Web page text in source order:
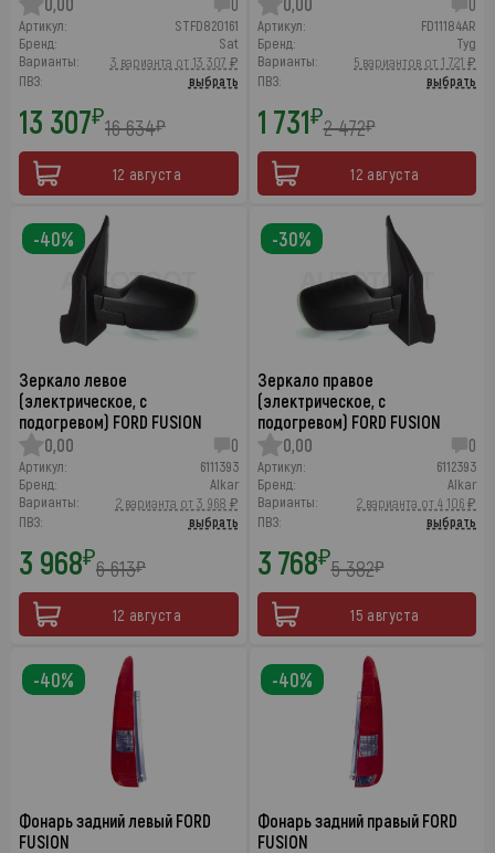
Артикул:
STFD820161
Бренд:
Sat
Варианты:
3 варианта от 13 307 ₽
ПВЗ:
выбрать
13 307₽16 634₽
12 августа
Артикул:
FD11184AR
Бренд:
Tyg
Варианты:
5 вариантов от 1 721 ₽
ПВЗ:
выбрать
1 731₽2 472₽
12 августа
Зеркало левое
(электрическое, с
подогревом) FORD FUSION
0,00
0
Артикул:
6111393
Бренд:
Alkar
Варианты:
2 варианта от 3 968 ₽
ПВЗ:
выбрать
3 968₽6 613₽
12 августа
-40%
Зеркало правое
(электрическое, с
подогревом) FORD FUSION
0,00
0
Артикул:
6112393
Бренд:
Alkar
Варианты:
2 варианта от 4 106 ₽
ПВЗ:
выбрать
3 768₽5 382₽
15 августа
-30%
Фонарь задний левый FORD
FUSION
-40%
Фонарь задний правый FORD
FUSION
-40%